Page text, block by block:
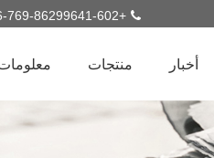
+86-769-86299641-602
منتجات أخبار